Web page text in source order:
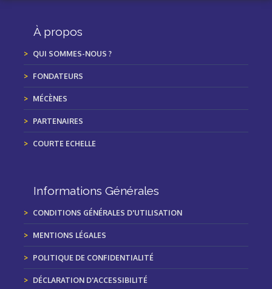
À propos
QUI SOMMES-NOUS ?
FONDATEURS
MÉCÈNES
PARTENAIRES
COURTE ECHELLE
Informations Générales
CONDITIONS GÉNÉRALES D'UTILISATION
MENTIONS LÉGALES
POLITIQUE DE CONFIDENTIALITÉ
DÉCLARATION D'ACCESSIBILITÉ